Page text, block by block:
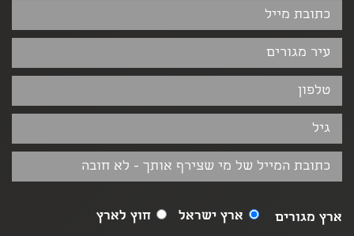
ארץ מגורים ארץ ישראל חוץ לארץ